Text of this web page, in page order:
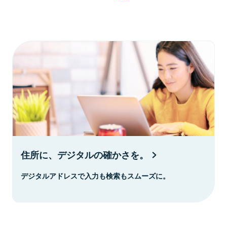
住所に、デジタルの確かさを。
デジタルアドレスで入力も検索もスムーズに。